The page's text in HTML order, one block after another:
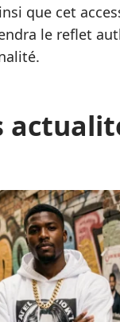
que cet
le reflet